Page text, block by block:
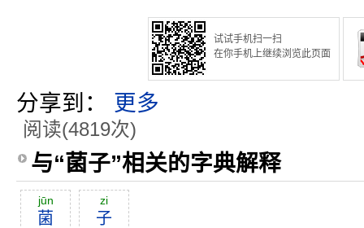
试试手机扫一扫
在你手机上继续浏览此页面
分享到： 更多
阅读(4819次)
与“菌子”相关的字典解释
jūn
菌
zi
子